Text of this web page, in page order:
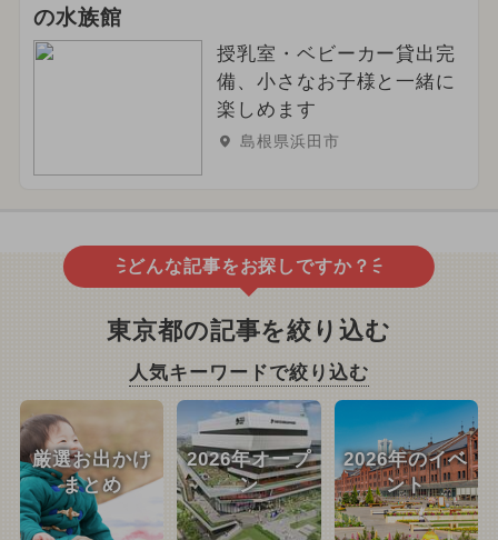
の水族館
授乳室・ベビーカー貸出完
備、小さなお子様と一緒に
楽しめます
島根県浜田市
どんな記事をお探しですか？
東京都の記事を絞り込む
人気キーワードで絞り込む
厳選お出かけ
まとめ
2026年オープ
ン
2026年のイベ
ント